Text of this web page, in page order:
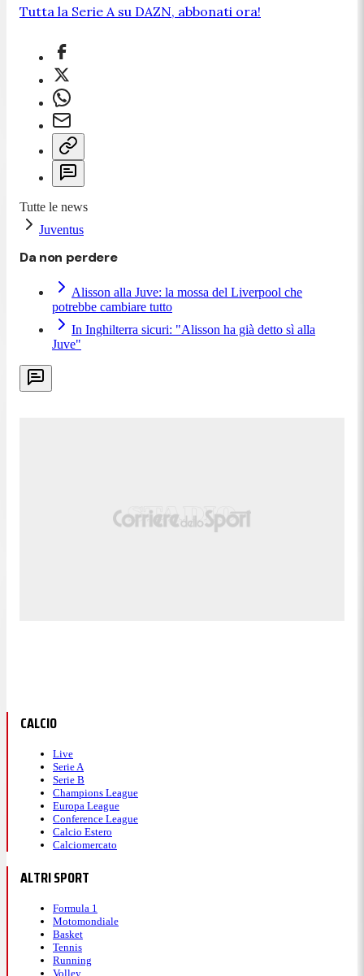
Tutta la Serie A su DAZN, abbonati ora!
Tutte le news
Juventus
Da non perdere
Alisson alla Juve: la mossa del Liverpool che
potrebbe cambiare tutto
In Inghilterra sicuri: "Alisson ha già detto sì alla
Juve"
CALCIO
Live
Serie A
Serie B
Champions League
Europa League
Conference League
Calcio Estero
Calciomercato
ALTRI SPORT
Formula 1
Motomondiale
Basket
Tennis
Running
Volley